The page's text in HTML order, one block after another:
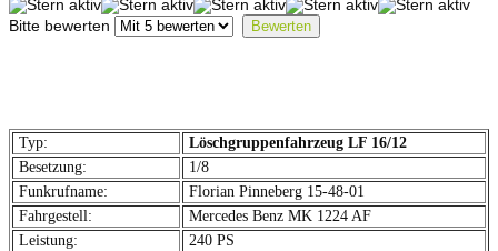
Bitte bewerten
Typ:
Löschgruppenfahrzeug LF 16/12
Besetzung:
1/8
Funkrufname:
Florian Pinneberg 15-48-01
Fahrgestell:
Mercedes Benz MK 1224 AF
Leistung:
240 PS